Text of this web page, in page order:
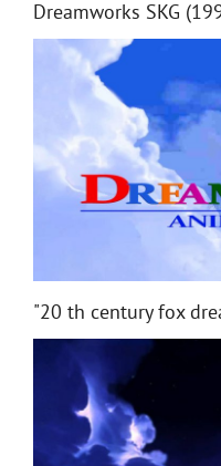
Dreamworks SKG
"20 th century fox